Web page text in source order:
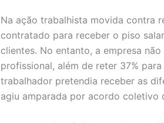
Na ação trabalhista movida contra
contratado para receber o piso
clientes. No entanto, a empresa
profissional, além de reter 37%
trabalhador pretendia receber as
agiu amparada por acordo coletivo